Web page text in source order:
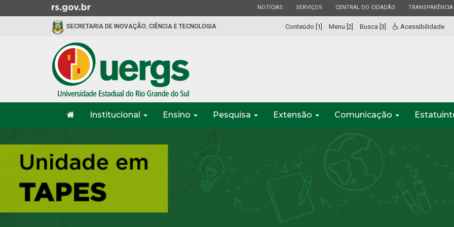
para
Ir
a
ESTADO
NOTÍCIAS ESTADO
SERVIÇOS ESTADO
CENTRAL DO CIDADÃO ESTADO
TRANSPARÊNCIA
SECRETARIA DE INOVAÇÃO, CIÊNCIA E TECNOLOGIA Conteúdo [1] Menu [2] Busca [3] Acessibilidade
do
Institucional Ensino Pesquisa Extensão Comunicação
do
conteúdo